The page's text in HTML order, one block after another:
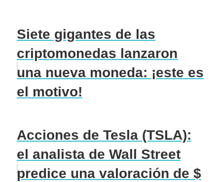
Siete gigantes de las
criptomonedas lanzaron
una nueva moneda: ¡este es
el motivo!
Acciones de Tesla (TSLA):
el analista de Wall Street
predice una valoración de $